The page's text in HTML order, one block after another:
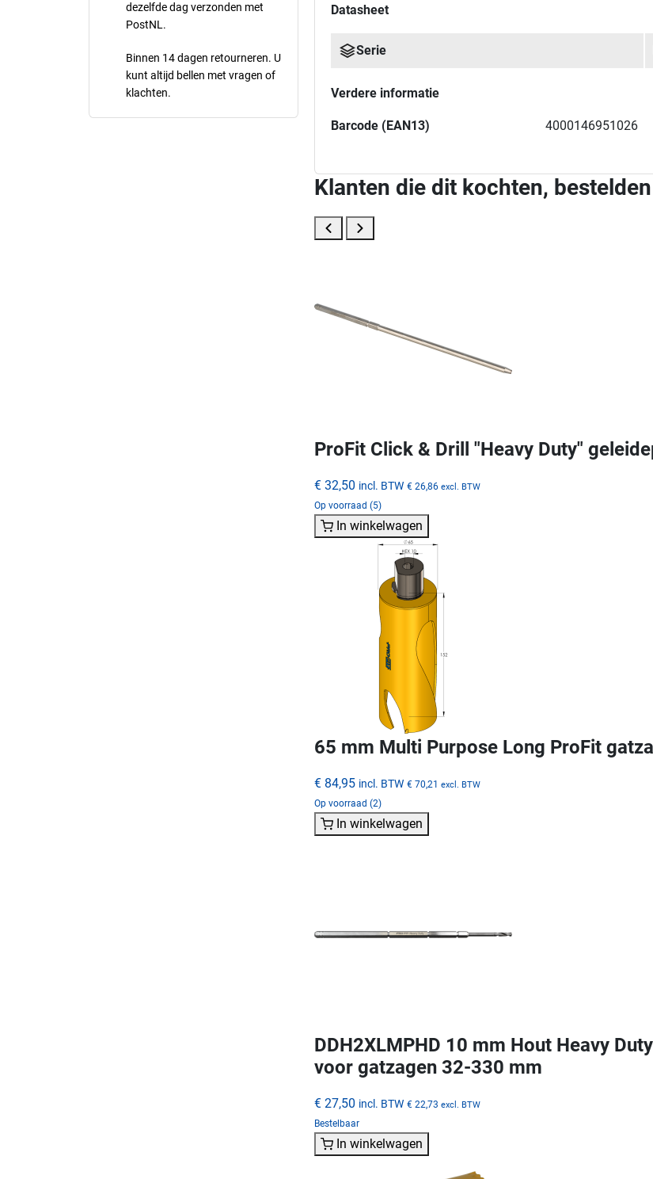
dezelfde dag verzonden met
PostNL.
Binnen 14 dagen retourneren. U
kunt altijd bellen met vragen of
klachten.
Datasheet
Serie
Verdere informatie
Barcode (EAN13) 4000146951026
Klanten die dit kochten,
ProFit Click & Drill "Heavy Duty"
€ 32,50 incl. BTW € 26,86 excl. BTW
Op voorraad (5)
In winkelwagen
65 mm Multi Purpose Long ProFit
€ 84,95 incl. BTW € 70,21 excl. BTW
Op voorraad (2)
In winkelwagen
DDH2XLMPHD 10 mm Hout Heavy
voor gatzagen 32-330 mm
€ 27,50 incl. BTW € 22,73 excl. BTW
Bestelbaar
In winkelwagen